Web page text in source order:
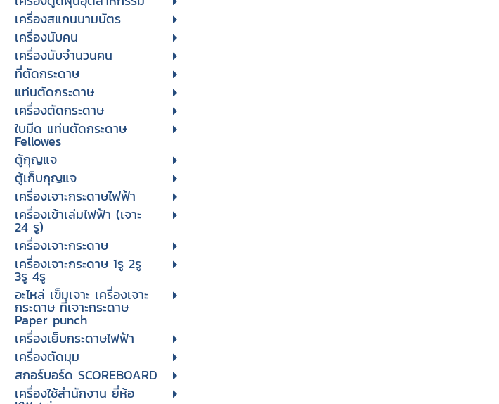
เครื่องสแกนนามบัตร
เครื่องนับคน
เครื่องนับจํานวนคน
ที่ตัดกระดาษ
แท่นตัดกระดาษ
เครื่องตัดกระดาษ
ใบมีด แท่นตัดกระดาษ
Fellowes
ตู้กุญแจ
ตู้เก็บกุญแจ
เครื่องเจาะกระดาษไฟฟ้า
เครื่องเข้าเล่มไฟฟ้า (เจาะ
24 รู)
เครื่องเจาะกระดาษ
เครื่องเจาะกระดาษ 1รู 2รู
3รู 4รู
อะไหล่ เข็มเจาะ เครื่องเจาะ
กระดาษ ที่เจาะกระดาษ
Paper punch
เครื่องเย็บกระดาษไฟฟ้า
เครื่องตัดมุม
สกอร์บอร์ด SCOREBOARD
เครื่องใช้สำนักงาน ยี่ห้อ